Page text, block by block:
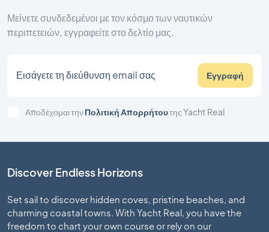
Μείνετε συνδεδεμένοι με τον κόσμο των ναυτικών
περιπετειών, εγγραφείτε στο δελτίο μας.
Εγγραφή
Αποδέχομαι τηνΠολιτική Απορρήτουτης Yacht Real
Discover Endless Horizons
Set sail to discover hidden coves, pristine beaches, and
charming coastal towns. With Yacht Real, you have the
freedom to chart your own course or rely on our